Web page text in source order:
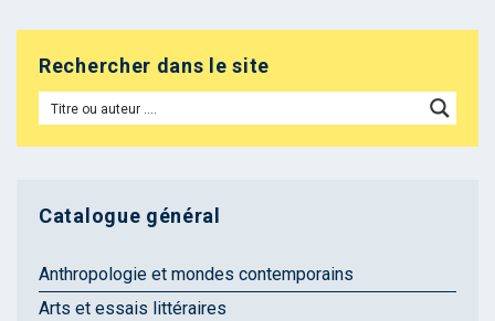
Rechercher dans le site
Catalogue général
Anthropologie et mondes contemporains
Arts et essais littéraires